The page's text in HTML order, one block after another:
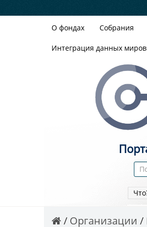
О фондах Собрания
Интеграция данных
Организации